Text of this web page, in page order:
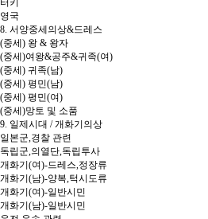
터키
영국
8. 서양중세의상&드레스
(중세) 왕 & 왕자
(중세)여왕&공주&귀족(여)
(중세) 귀족(남)
(중세) 평민(남)
(중세) 평민(여)
(중세)망토 및 소품
9. 일제시대 / 개화기의상
일본군,경찰 관련
독립군,의열단,독립투사
개화기(여)-드레스,정장류
개화기(남)-양복,턱시도류
개화기(여)-일반시민
개화기(남)-일반시민